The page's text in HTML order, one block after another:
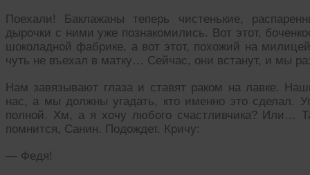
Поехали! Баклажаны теперь чистенькие,
дырочки с ними уже познакомились. Вот этот,
шоколадной фабрике, а вот этот, похожий на
чуть не въехал в матку… Сейчас, они встанут, и мы
Нам завязывают глаза и ставят раком на лавке.
нас, а мы должны угадать, кто именно это сделал.
полной. Хм, а я хочу любого счастливчика? Или…
помнится, Санин. Подождет. Кричу:
— Федя!